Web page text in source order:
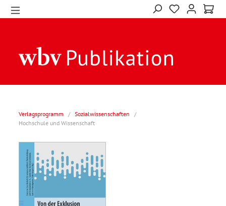
Verlagsprogramm / Sozialwissenschaften
/
Hochschule und Wissenschaft